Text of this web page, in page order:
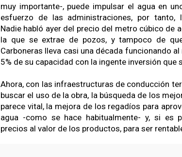
muy importante-, puede impulsar el agua en
esfuerzo de las administraciones, por tanto,
Nadie habló ayer del precio del metro cúbico de
la que se extrae de pozos, y tampoco de
Carboneras lleva casi una década funcionando
5% de su capacidad con la ingente inversión que
Ahora, con las infraestructuras de conducción
buscar el uso de la obra, la búsqueda de los
parece vital, la mejora de los regadíos para
agua -como se hace habitualmente- y, si es
precios al valor de los productos, para ser